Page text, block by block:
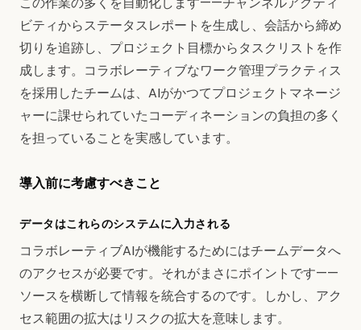
ビティからステータスレポートを生成し、会話から締め
切りを追跡し、プロジェクト目標からタスクリストを作
成します。コラボレーティブなワーク管理プラクティス
を採用したチームは、AIがかつてプロジェクトマネージ
ャーに課せられていたコーディネーションの負担の多く
を担っていることを実感しています。
導入前に考慮すべきこと
データはこれらのシステムに入力される
コラボレーティブAIが機能するためにはチームデータへ
のアクセスが必要です。それがまさにポイントです——
ソースを横断して情報を統合するのです。しかし、アク
セス範囲の拡大はリスクの拡大を意味します。